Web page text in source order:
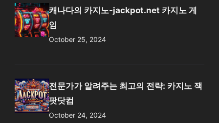
캐나다의 카지노-jackpot.net 카지노 게
임
October 25, 2024
전문가가 알려주는 최고의 전략: 카지노 잭
팟닷컴
October 24, 2024